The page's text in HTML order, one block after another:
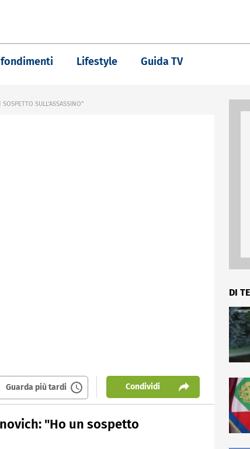
Lifestyle Guida TV
SULL'ASSASSINO"
Guarda più tardi Condividi
"Ho un sospetto
DI